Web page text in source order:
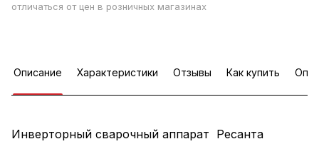
отличаться от цен в розничных магазинах
Описание Характеристики Отзывы Как купить
Инверторный сварочный аппарат Ресанта